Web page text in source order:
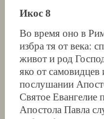
Икос 8
Во время оно в
избра тя от века:
живот и род
яко от
послушании
Святое Евангелие
Апостола Павла